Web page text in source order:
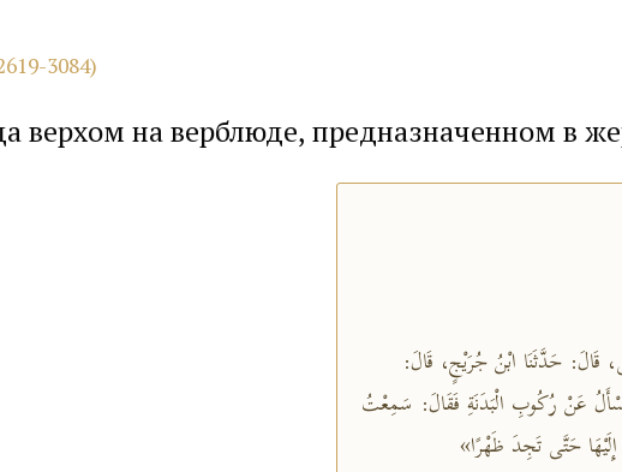
3084)
верхом на верблюде, предназначенном в
قَالَ: حَدَّثَنَا ابْنُ جُرَيْجٍ، قَالَ:
عَنْ رُكُوبِ الْبَدَنَةِ فَقَالَ: سَمِعْتُ
حَتَّى تَجِدَ ظَهْرًا»